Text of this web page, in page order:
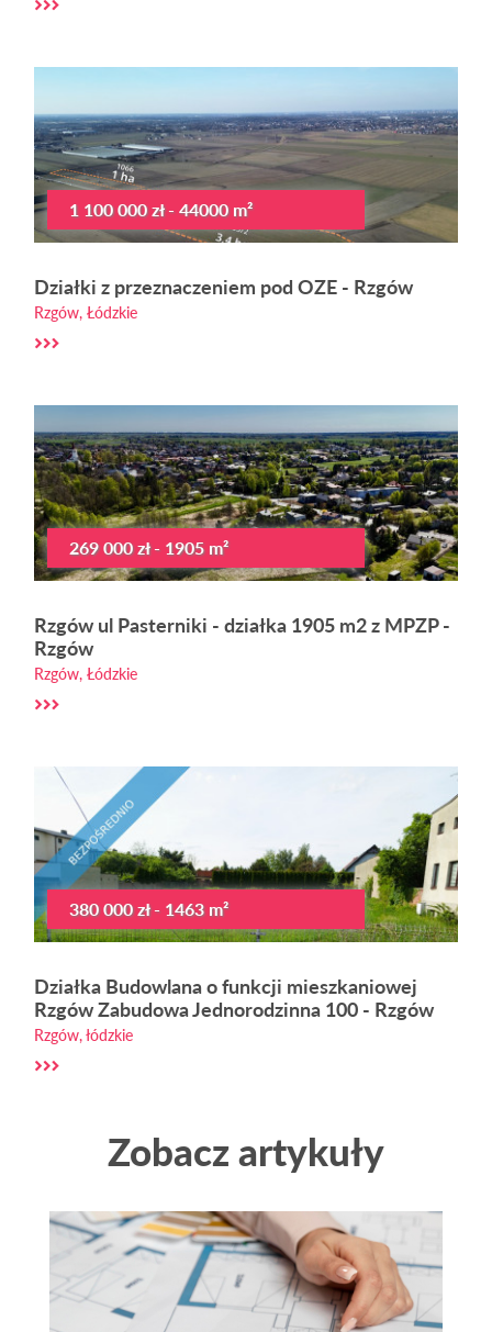
1 100 000 zł - 44000 m²
Działki z przeznaczeniem pod OZE - Rzgów
Rzgów, Łódzkie
269 000 zł - 1905 m²
Rzgów ul Pasterniki - działka 1905 m2 z MPZP -
Rzgów
Rzgów, Łódzkie
380 000 zł - 1463 m²
Działka Budowlana o funkcji mieszkaniowej
Rzgów Zabudowa Jednorodzinna 100 - Rzgów
Rzgów, łódzkie
Zobacz artykuły